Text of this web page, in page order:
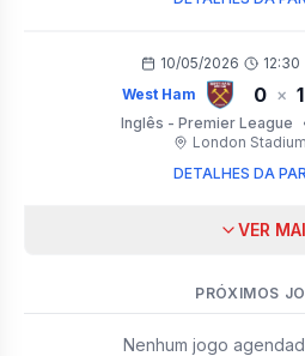
10/05/2026 12:30
West Ham 0 × 1
Inglês - Premier League
London Stadium
DETALHES DA
VER
PRÓXIMOS
Nenhum jogo